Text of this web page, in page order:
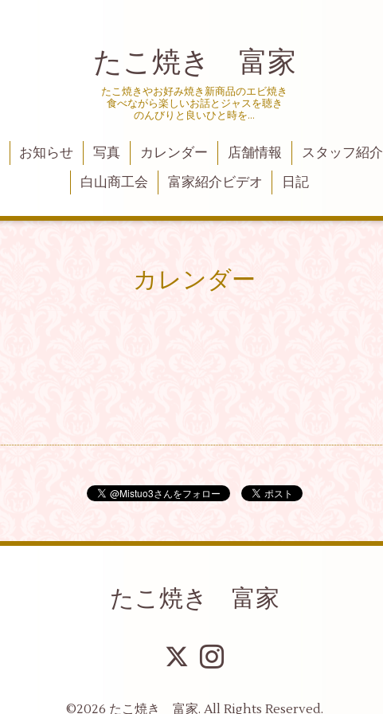
たこ焼き 富家
たこ焼きやお好み焼き新商品のエビ焼き
食べながら楽しいお話とジャスを聴き
のんびりと良いひと時を…
お知らせ 写真 カレンダー 店舗情報 スタッフ紹介
白山商工会
富家紹介ビデオ 日記
カレンダー
たこ焼き 富家
©2026 たこ焼き 富家. All Rights Reserved.